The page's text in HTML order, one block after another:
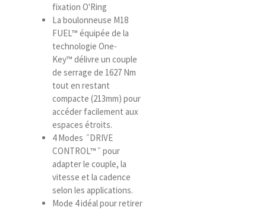
fixation O'Ring
La boulonneuse M18
FUEL™ équipée de la
technologie One-
Key™ délivre un couple
de serrage de 1627 Nm
tout en restant
compacte (213mm) pour
accéder facilement aux
espaces étroits.
4 Modes ˝DRIVE
CONTROL™˝ pour
adapter le couple, la
vitesse et la cadence
selon les applications.
Mode 4 idéal pour retirer